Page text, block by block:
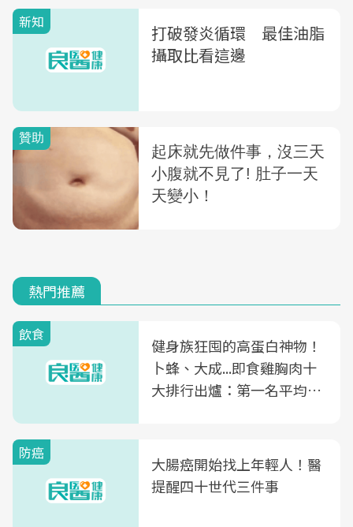
新知
打破發炎循環 最佳油脂
攝取比看這邊
熱門推薦
飲食
健身族狂囤的高蛋白神物！
卜蜂、大成...即食雞胸肉十
大排行出爐：第一名平均一
防癌
大腸癌開始找上年輕人！醫
提醒四十世代三件事